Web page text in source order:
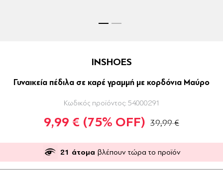
INSHOES
Γυναικεία πέδιλα σε καρέ γραμμή με κορδόνια Μαύρο
Κωδικός προϊόντος: 54000291
9,99 € (75% OFF) 39,99 €
21 άτομα βλέπουν τώρα το προϊόν